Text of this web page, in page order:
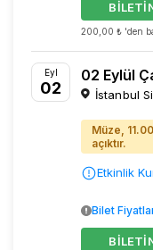
200,00 ₺ 'den
Eyl
02
02 Eylül
İstanbul
Müze,
açıktır.
Etkinlik
Bilet